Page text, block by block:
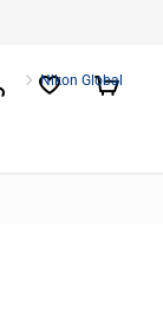
Nikon Global